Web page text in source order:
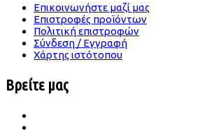
Επικοινωνήστε μαζί μας
Επιστροφές προϊόντων
Πολιτική επιστροφών
Σύνδεση / Εγγραφή
Χάρτης ιστότοπου
Βρείτε μας